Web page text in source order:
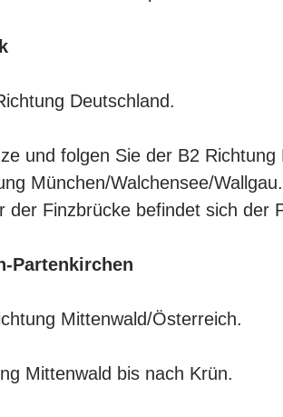
Deutschland.
und folgen Sie der B2
München/Walchensee/
der Finzbrücke befindet sich der
Partenkirchen
Mittenwald/Österreich.
Mittenwald bis nach Krün.